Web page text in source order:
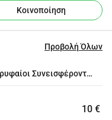
πλατφόρμα Synthesia
Kai
Κοινοποίηση
Προβολή Όλων
Συνεισφέροντες
10 €